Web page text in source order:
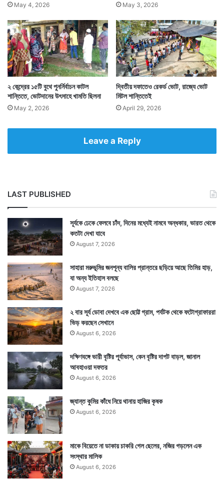
May 4, 2026 May 3, 2026
২ কেন্দ্রের ১৫টি বুথে পুনর্নির্বাচন কাটল
শান্তিতে, ভোটদানের উৎসাহে খামতি ছিলনা
May 2, 2026
দ্বিতীয় দফাতেও রেকর্ড ভোট, রাজ্যে ভোট
মিটল শান্তিতেই
April 29, 2026
Leave a Reply
LAST PUBLISHED
সূর্যকে ঢেকে ফেলবে চাঁদ, দিনের মধ্যেই নামবে অন্ধকার, ভারত থেকে
কতটা দেখা যাবে
August 7, 2026
সাহারা মরুভূমির জনশূন্য বালির প্রান্তরে ছড়িয়ে আছে তিমির হাড়,
যা অন্য ইতিহাস বলছে
August 7, 2026
২ বার সূর্য ডোবা দেখবে এক ছোট্ট গ্রাম, পর্যটক থেকে ফটোগ্রাফাররা
ভিড় করছেন সেখানে
August 6, 2026
দক্ষিণবঙ্গে ভারী বৃষ্টির পূর্বাভাস, কেন বৃষ্টির দাপট বাড়ল, জানাল
আবহাওয়া দফতর
August 6, 2026
জ্যান্ত কুমির কাঁধে নিয়ে থানায় হাজির কৃষক
August 6, 2026
মাকে বিয়েতে না ডাকায় চাকরি গেল ছেলের, নজির গড়লেন এক
সংস্থার মালিক
August 6, 2026